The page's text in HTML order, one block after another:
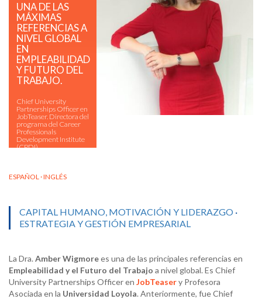
UNA DE LAS
MÁXIMAS
REFERENCIAS A
NIVEL GLOBAL
EN
EMPLEABILIDAD
Y FUTURO DEL
TRABAJO.
Chief University
Partnerships Officer en
JobTeaser. Directora del
programa del Career
Professionals
Development Institute
(CPDI).
ESPAÑOL · INGLÉS
CAPITAL HUMANO, MOTIVACIÓN Y LIDERAZGO ·
ESTRATEGIA Y GESTIÓN EMPRESARIAL
La Dra. AmberWigmorees una de las principales referencias en
Empleabilidad y el Futuro del Trabajo a nivel global. Es Chief
University Partnerships Officer en JobTeasery Profesora
Asociada en la Universidad Loyola. Anteriormente, fue Chief